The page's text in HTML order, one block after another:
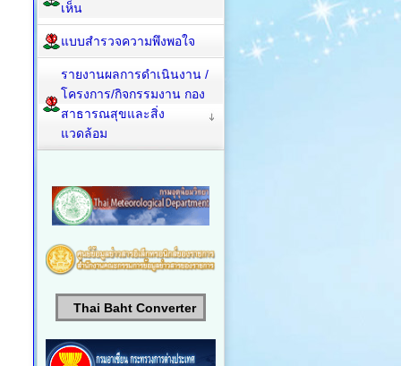
เห็น
แบบสำรวจความพึงพอใจ
รายงานผลการดำเนินงาน /
โครงการ/กิจกรรมงาน กอง
สาธารณสุขและสิ่ง
แวดล้อม
Thai Baht Converter